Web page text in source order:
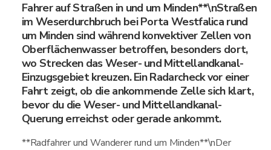
Fahrer auf Straßen in und um Minden**\nStraßen
im Weserdurchbruch bei Porta Westfalica rund
um Minden sind während konvektiver Zellen von
Oberflächenwasser betroffen, besonders dort,
wo Strecken das Weser- und Mittellandkanal-
Einzugsgebiet kreuzen. Ein Radarcheck vor einer
Fahrt zeigt, ob die ankommende Zelle sich klart,
bevor du die Weser- und Mittellandkanal-
Querung erreichst oder gerade ankommt.
**Radfahrer und Wanderer rund um Minden**\nDer